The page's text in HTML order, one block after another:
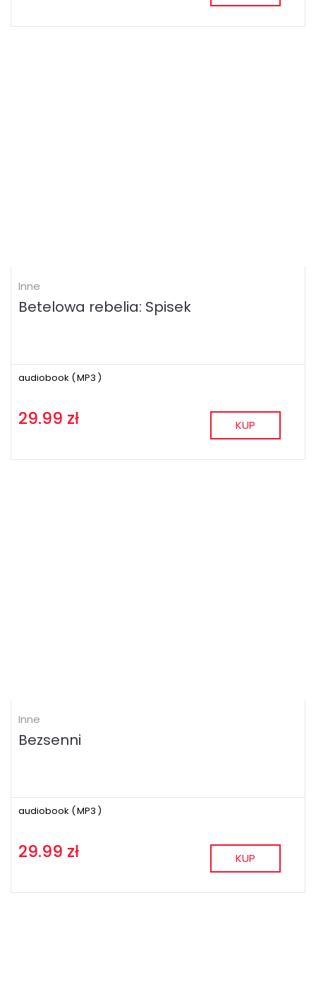
Inne
Betelowa rebelia: Spisek
audiobook (MP3 )
29.99 zł KUP
Inne
Bezsenni
audiobook (MP3 )
29.99 zł KUP